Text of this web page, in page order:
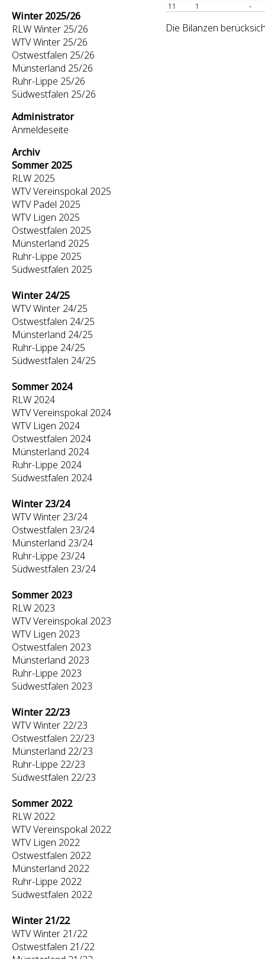
Winter 2025/26
RLW Winter 25/26
WTV Winter 25/26
Ostwestfalen 25/26
Münsterland 25/26
Ruhr-Lippe 25/26
Südwestfalen 25/26
Administrator
Anmeldeseite
Archiv
Sommer 2025
RLW 2025
WTV Vereinspokal 2025
WTV Padel 2025
WTV Ligen 2025
Ostwestfalen 2025
Münsterland 2025
Ruhr-Lippe 2025
Südwestfalen 2025
Winter 24/25
WTV Winter 24/25
Ostwestfalen 24/25
Münsterland 24/25
Ruhr-Lippe 24/25
Südwestfalen 24/25
Sommer 2024
RLW 2024
WTV Vereinspokal 2024
WTV Ligen 2024
Ostwestfalen 2024
Münsterland 2024
Ruhr-Lippe 2024
Südwestfalen 2024
Winter 23/24
WTV Winter 23/24
Ostwestfalen 23/24
Münsterland 23/24
Ruhr-Lippe 23/24
Südwestfalen 23/24
Sommer 2023
RLW 2023
WTV Vereinspokal 2023
WTV Ligen 2023
Ostwestfalen 2023
Münsterland 2023
Ruhr-Lippe 2023
Südwestfalen 2023
Winter 22/23
WTV Winter 22/23
Ostwestfalen 22/23
Münsterland 22/23
Ruhr-Lippe 22/23
Südwestfalen 22/23
Sommer 2022
RLW 2022
WTV Vereinspokal 2022
WTV Ligen 2022
Ostwestfalen 2022
Münsterland 2022
Ruhr-Lippe 2022
Südwestfalen 2022
Winter 21/22
WTV Winter 21/22
Ostwestfalen 21/22
11
1 -
Die Bilanzen